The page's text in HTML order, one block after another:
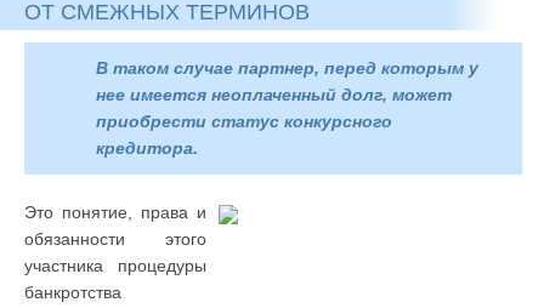
ОТ СМЕЖНЫХ ТЕРМИНОВ
В таком случае партнер, перед которым у
нее имеется неоплаченный долг, может
приобрести статус конкурсного
кредитора.
Это понятие, права и
обязанности этого
участника процедуры
банкротства